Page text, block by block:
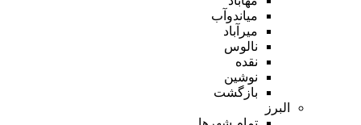
میاندوآب
میرآباد
نالوس
نقده
نوشین
بازگشت
البرز